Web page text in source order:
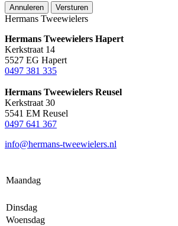
Annuleren Versturen
Hermans Tweewielers
Hermans Tweewielers Hapert
Kerkstraat 14
5527 EG Hapert
0497 381 335
Hermans Tweewielers Reusel
Kerkstraat 30
5541 EM Reusel
0497 641 367
info@hermans-tweewielers.nl
Maandag
Dinsdag
Woensdag